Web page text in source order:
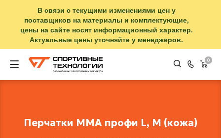
В связи с текущими изменениями цен у
поставщиков на материалы и комплектующие,
цены на сайте носят информационный характер.
Актуальные цены уточняйте у менеджеров.
0
Перчатки ММА профи L, M (кожа)